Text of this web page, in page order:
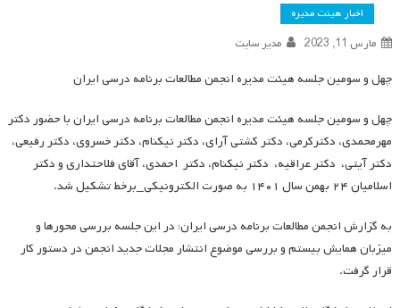
اخبار هیئت مدیره
مارس 11, 2023 مدیر سایت
چهل و سومین جلسه هیئت مدیره انجمن مطالعات برنامه درسی ایران
چهل و سومین جلسه هیئت مدیره انجمن مطالعات برنامه درسی ایران با حضور دکتر
مهرمحمدی، دکترکرمی، دکتر کشتی آرای، دکتر نیکنام، دکتر خسروی، دکتر رفیعی،
دکتر آیتی، دکتر عراقیه، دکتر نیکنام، دکتر احمدی، آقای­ فلاحت­داری و دکتر
اسلامیان ۲۴ بهمن سال ۱۴۰۱ به صورت الکترونیکی_برخط تشکیل شد.
به گزارش انجمن مطالعات برنامه درسی ایران؛ در این جلسه بررسی محورها و
میزبان همایش بیستم و بررسی موضوع انتشار مجلات جدید انجمن در دستور کار
قرار گرفت.